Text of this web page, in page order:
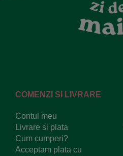
COMENZI SI LIVRARE
Contul meu
Livrare si plata
Cum cumperi?
Acceptam plata cu